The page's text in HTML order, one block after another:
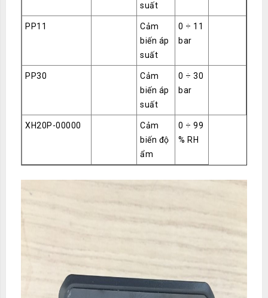
suất
PP11
Cảm
biến áp
suất
0 ÷ 11
bar
PP30
Cảm
biến áp
suất
0 ÷ 30
bar
XH20P-00000
Cảm
biến độ
ẩm
0 ÷ 99
% RH